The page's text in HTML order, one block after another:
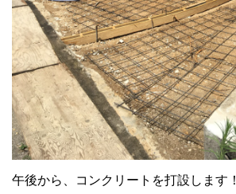
午後から、コンクリートを打設します！